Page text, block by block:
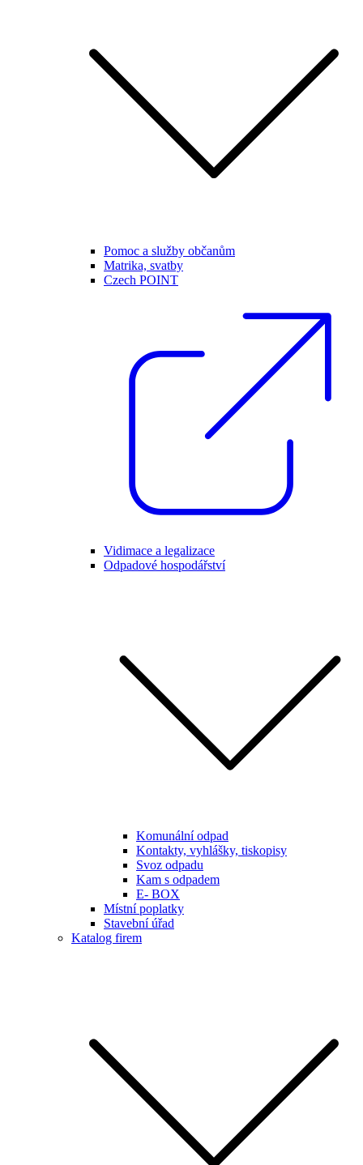
Pomoc a služby občanům
Matrika, svatby
Czech POINT
Vidimace a legalizace
Odpadové hospodářství
Komunální odpad
Kontakty, vyhlášky, tiskopisy
Svoz odpadu
Kam s odpadem
E- BOX
Místní poplatky
Stavební úřad
Katalog firem